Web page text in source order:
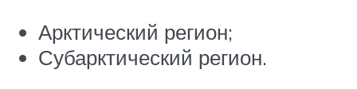
Арктический регион;
Субарктический регион.